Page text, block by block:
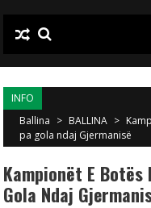
INFO
Ballina > BALLINA >
pa gola ndaj Gjermanisë
Kampionët E Botës
Gola Ndaj